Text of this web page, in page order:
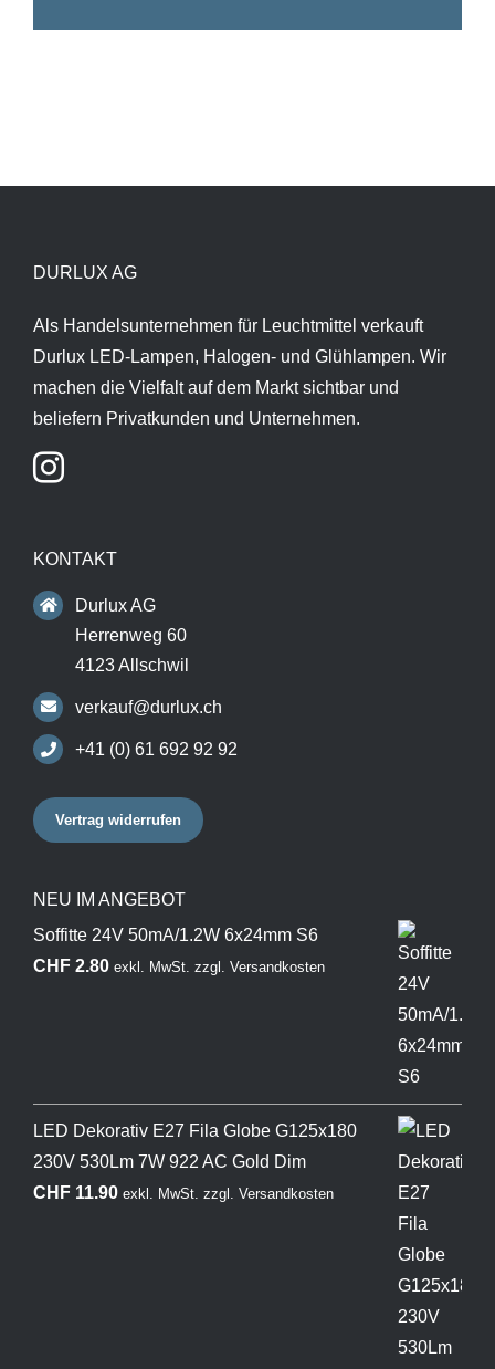
DURLUX AG
Als Handelsunternehmen für Leuchtmittel verkauft
Durlux LED-Lampen, Halogen- und Glühlampen. Wir
machen die Vielfalt auf dem Markt sichtbar und
beliefern Privatkunden und Unternehmen.
KONTAKT
Durlux AG
Herrenweg 60
4123 Allschwil
verkauf@durlux.ch
+41 (0) 61 692 92 92
Vertrag widerrufen
NEU IM ANGEBOT
Soffitte 24V 50mA/1.2W 6x24mm S6
CHF2.80 exkl. MwSt. zzgl. Versandkosten
LED Dekorativ E27 Fila Globe G125x180
230V 530Lm 7W 922 AC Gold Dim
CHF11.90 exkl. MwSt. zzgl. Versandkosten